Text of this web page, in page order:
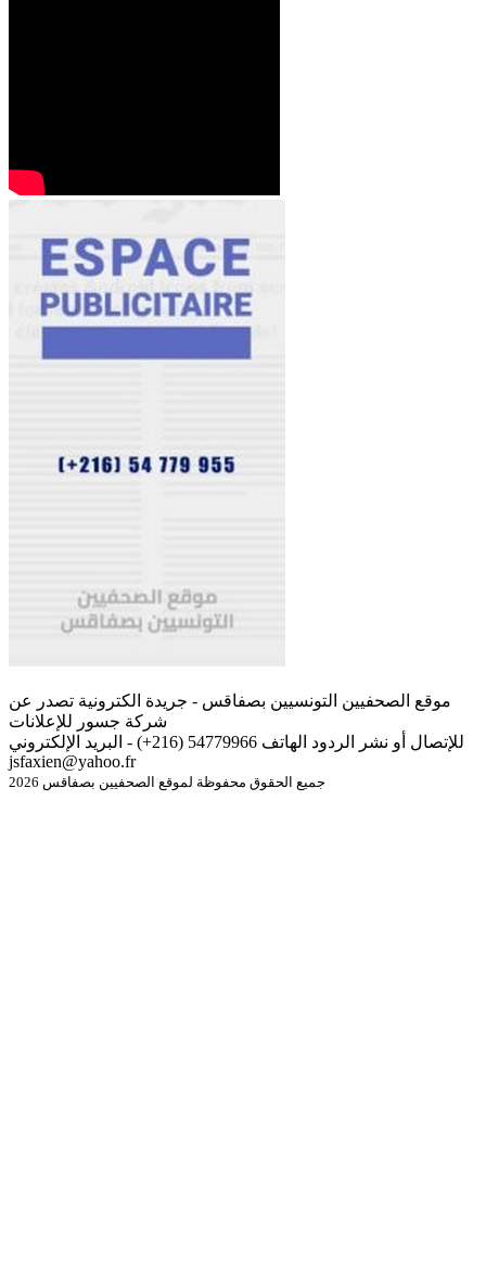
موقع الصحفيين التونسيين بصفاقس - جريدة الكترونية تصدر عن
شركة جسور للإعلانات
للإتصال أو نشر الردود الهاتف 54779966 (216+) - البريد الإلكتروني
jsfaxien@yahoo.fr
جميع الحقوق محفوظة لموقع الصحفيين بصفاقس 2026